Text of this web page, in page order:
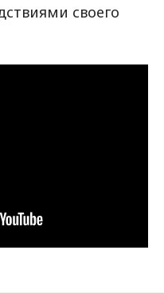
своего